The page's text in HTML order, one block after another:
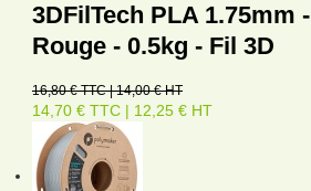
3DFilTech PLA 1.75mm -
Rouge - 0.5kg - Fil 3D
16,80 € TTC | 14,00 € HT
14,70 € TTC | 12,25 € HT